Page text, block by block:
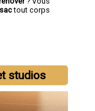
tout corps
studios